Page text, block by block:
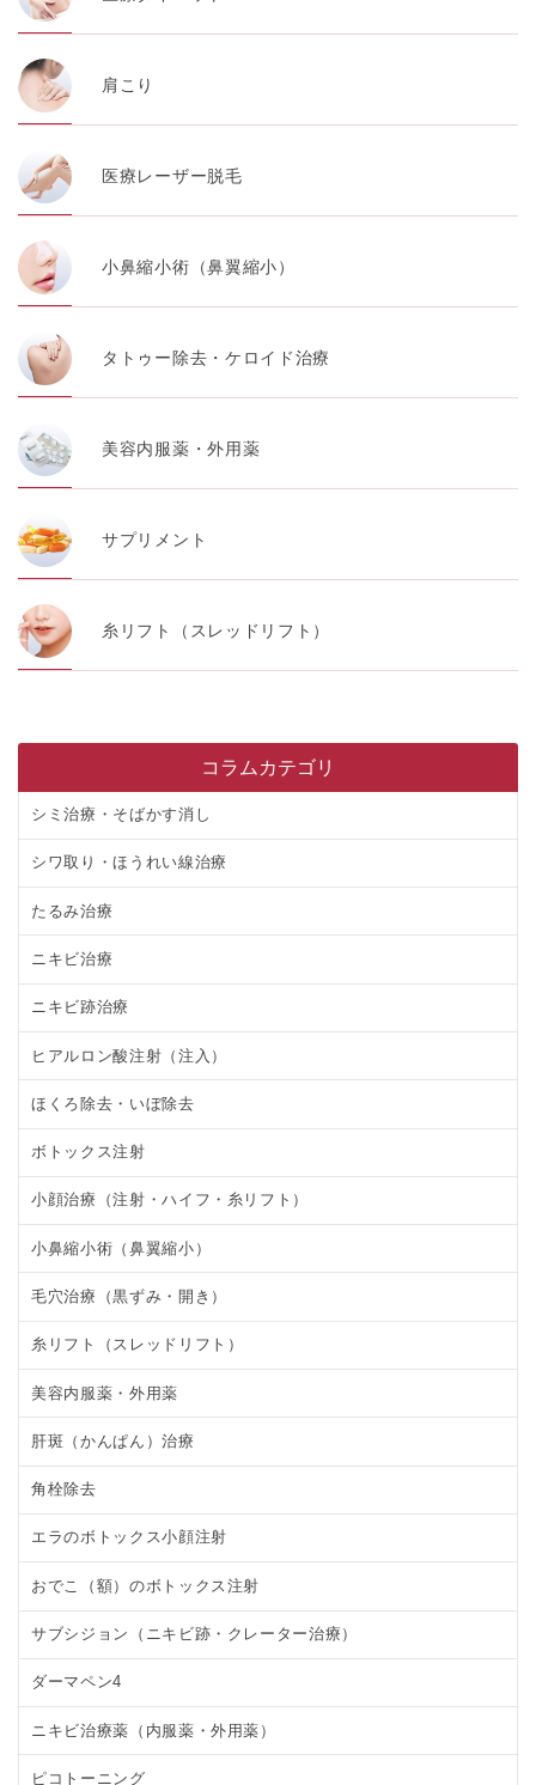
肩こり
医療レーザー脱毛
小鼻縮小術（鼻翼縮小）
タトゥー除去・ケロイド治療
美容内服薬・外用薬
サプリメント
糸リフト（スレッドリフト）
コラムカテゴリ
シミ治療・そばかす消し
シワ取り・ほうれい線治療
たるみ治療
ニキビ治療
ニキビ跡治療
ヒアルロン酸注射（注入）
ほくろ除去・いぼ除去
ボトックス注射
小顔治療（注射・ハイフ・糸リフト）
小鼻縮小術（鼻翼縮小）
毛穴治療（黒ずみ・開き）
糸リフト（スレッドリフト）
美容内服薬・外用薬
肝斑（かんぱん）治療
角栓除去
エラのボトックス小顔注射
おでこ（額）のボトックス注射
サブシジョン（ニキビ跡・クレーター治療）
ダーマペン4
ニキビ治療薬（内服薬・外用薬）
ピコトーニング